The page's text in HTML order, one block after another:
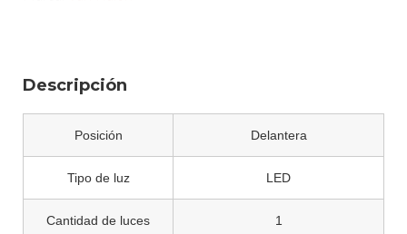
Descripción
Posición Delantera
Tipo de luz LED
Cantidad de luces 1